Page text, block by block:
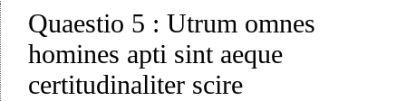
Quaestio 5 : Utrum omnes
homines apti sint aeque
certitudinaliter scire